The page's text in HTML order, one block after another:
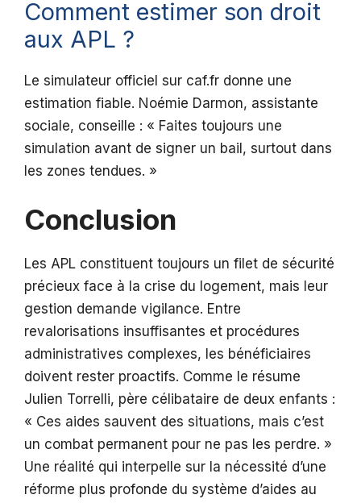
Comment estimer son droit
aux APL ?
Le simulateur officiel sur caf.fr donne une
estimation fiable. Noémie Darmon, assistante
sociale, conseille : « Faites toujours une
simulation avant de signer un bail, surtout dans
les zones tendues. »
Conclusion
Les APL constituent toujours un filet de sécurité
précieux face à la crise du logement, mais leur
gestion demande vigilance. Entre
revalorisations insuffisantes et procédures
administratives complexes, les bénéficiaires
doivent rester proactifs. Comme le résume
Julien Torrelli, père célibataire de deux enfants :
« Ces aides sauvent des situations, mais c’est
un combat permanent pour ne pas les perdre. »
Une réalité qui interpelle sur la nécessité d’une
réforme plus profonde du système d’aides au